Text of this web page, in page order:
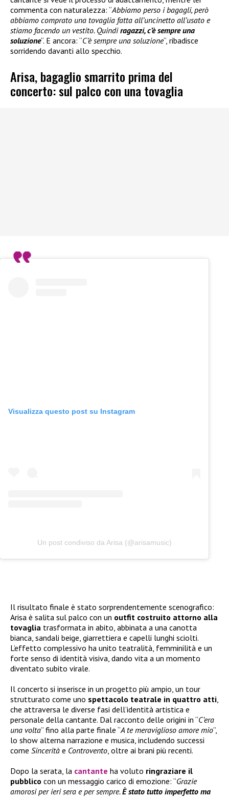
commenta con naturalezza: “Abbiamo perso i bagagli, però
abbiamo comprato una tovaglia fatta all’uncinetto all’usato e
stiamo facendo un vestito. Quindiragazzi, c’è sempre una
soluzione“. E ancora: “C’è sempre una soluzione“, ribadisce
sorridendo davanti allo specchio.
Arisa, bagaglio smarrito prima del
concerto: sul palco con una tovaglia
Visualizza questo post su Instagram
Un post condiviso da Arisa (@arisamusic)
Il risultato finale è stato sorprendentemente scenografico:
Arisa è salita sul palco con un outfit costruito attorno alla
tovaglia trasformata in abito, abbinata a una canotta
bianca, sandali beige, giarrettiera e capelli lunghi sciolti.
L’effetto complessivo ha unito teatralità, femminilità e un
forte senso di identità visiva, dando vita a un momento
diventato subito virale.
Il concerto si inserisce in un progetto più ampio, un tour
strutturato come uno spettacolo teatrale in quattro atti,
che attraversa le diverse fasi dell’identità artistica e
personale della cantante. Dal racconto delle origini in “C’era
una volta” fino alla parte finale “A te meraviglioso amore mio”,
lo show alterna narrazione e musica, includendo successi
come Sincerità e Controvento, oltre ai brani più recenti.
Dopo la serata, la cantante ha voluto ringraziare il
pubblico con un messaggio carico di emozione: “Grazie
amorosi per ieri sera e per sempre.È stato tutto imperfetto ma